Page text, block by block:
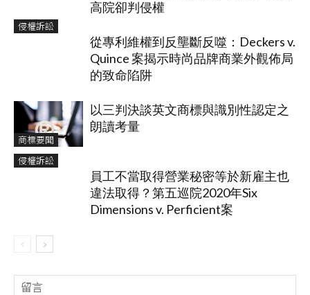
高院卻判侵權
侵權訴訟
從專利維權到反壟斷反噬：Deckers v.
Quince 案揭示時尚品牌商業外觀佈局
的致命陷阱
商標要聞
以三判決談英文商標與識別性認定之
朗讀考量
侵權訴訟
員工不當取得營業秘密等於新雇主也
違法取得？第五巡院2020年Six
Dimensions v. Perficient案